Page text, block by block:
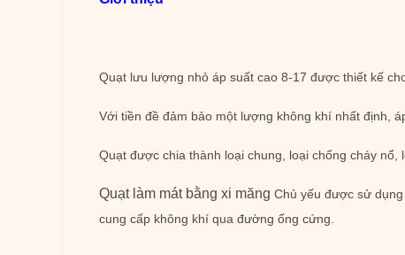
Quạt lưu lượng nhỏ áp suất cao 8-17 được thiết kế
Với tiền đề đảm bảo một lượng không khí nhất định,
Quạt được chia thành loại chung, loại chống cháy nổ,
Quạt làm mát bằng xi măng Chủ yếu được sử
cung cấp không khí qua đường ống cứng.